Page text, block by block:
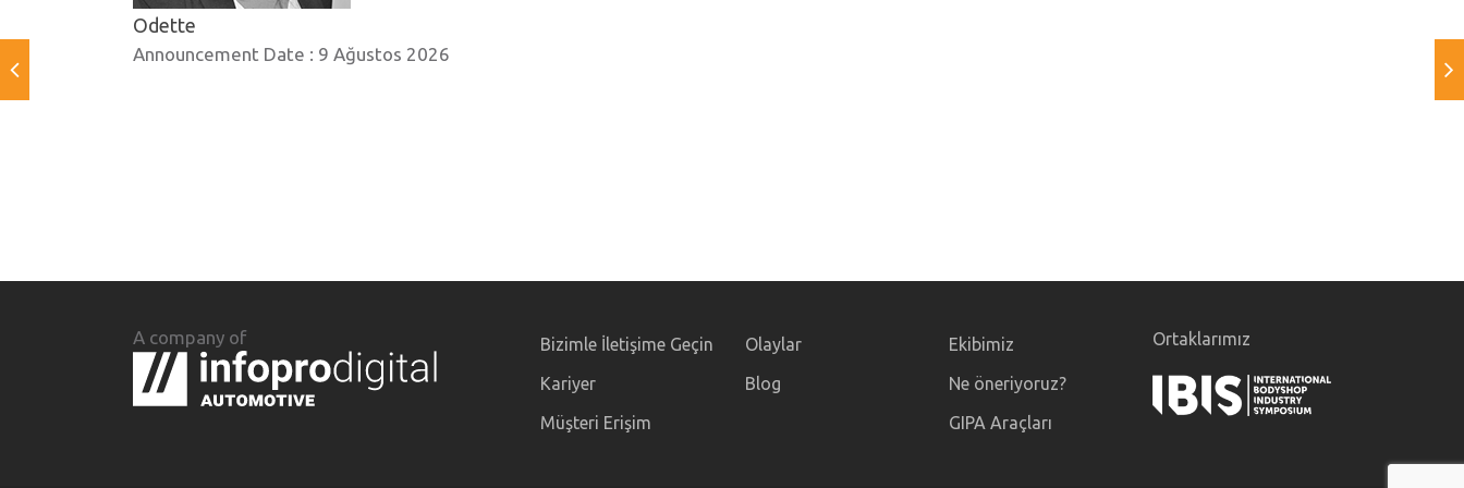
Odette
Announcement Date : 9 Ağustos 2026
A company of
Bizimle İletişime Geçin
Kariyer
Müşteri Erişim
Olaylar
Blog
Ekibimiz
Ne öneriyoruz?
GIPA Araçları
Ortaklarımız